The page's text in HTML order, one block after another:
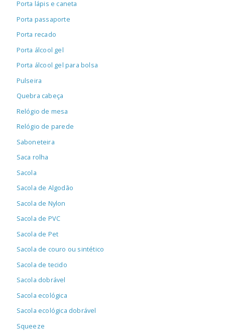
Porta lápis e caneta
Porta passaporte
Porta recado
Porta álcool gel
Porta álcool gel para bolsa
Pulseira
Quebra cabeça
Relógio de mesa
Relógio de parede
Saboneteira
Saca rolha
Sacola
Sacola de Algodão
Sacola de Nylon
Sacola de PVC
Sacola de Pet
Sacola de couro ou sintético
Sacola de tecido
Sacola dobrável
Sacola ecológica
Sacola ecológica dobrável
Squeeze